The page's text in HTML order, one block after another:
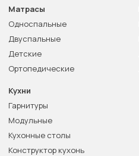
Матрасы
Односпальные
Двуспальные
Детские
Ортопедические
Кухни
Гарнитуры
Модульные
Кухонные столы
Конструктор кухонь